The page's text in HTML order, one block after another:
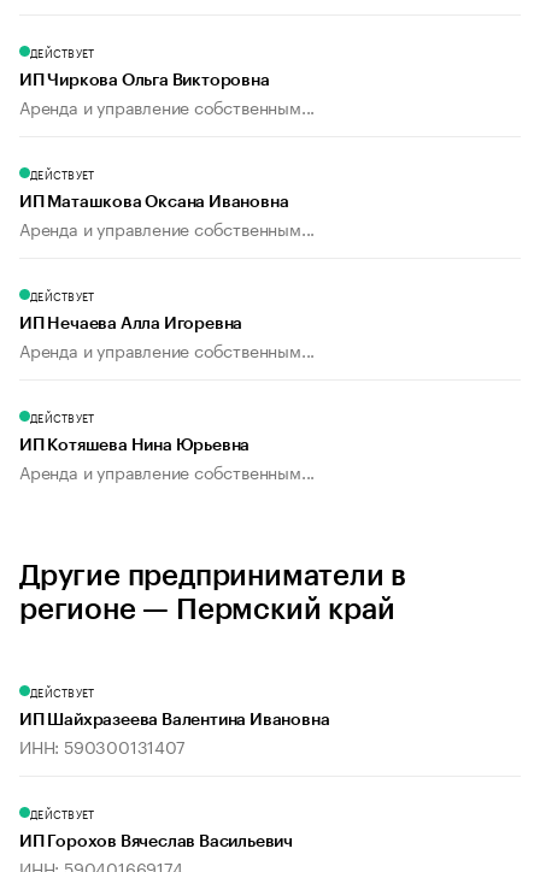
ДЕЙСТВУЕТ
ИП Чиркова Ольга Викторовна
Аренда и управление собственным...
ДЕЙСТВУЕТ
ИП Маташкова Оксана Ивановна
Аренда и управление собственным...
ДЕЙСТВУЕТ
ИП Нечаева Алла Игоревна
Аренда и управление собственным...
ДЕЙСТВУЕТ
ИП Котяшева Нина Юрьевна
Аренда и управление собственным...
Другие предприниматели в
регионе — Пермский край
ДЕЙСТВУЕТ
ИП Шайхразеева Валентина Ивановна
ИНН: 590300131407
ДЕЙСТВУЕТ
ИП Горохов Вячеслав Васильевич